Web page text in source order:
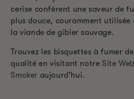
cerise confèrent une saveur de
plus douce, couramment utilisée
la viande de gibier sauvage.
Trouvez les bisquettes à fumer
qualité en visitant notre Site
Smoker aujourd'hui.